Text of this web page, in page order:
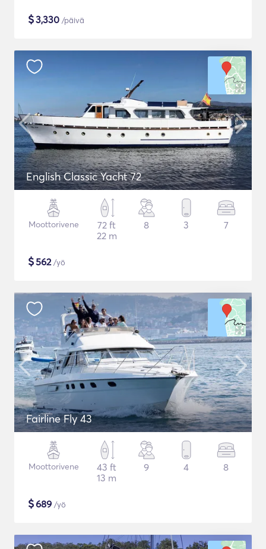
$3,330 /päivä
English Classic Yacht 72
Moottorivene
72 ft
22 m
8 3 7
$562/yö
Fairline Fly 43
Moottorivene
43 ft
13 m
9 4 8
$689 /yö